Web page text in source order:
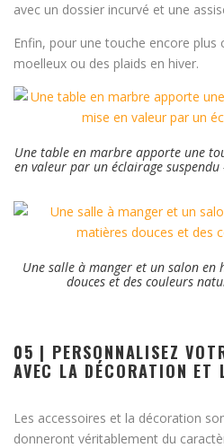
avec un dossier incurvé et une
Enfin, pour une touche encore plus
moelleux ou des plaids en hiver.
Une table en marbre apporte une
en valeur par un éclairage suspendu
Une salle à manger et un salon en
douces et des couleurs
05 | PERSONNALISEZ
AVEC LA DÉCORATION ET
Les accessoires et la décoration
donneront véritablement du